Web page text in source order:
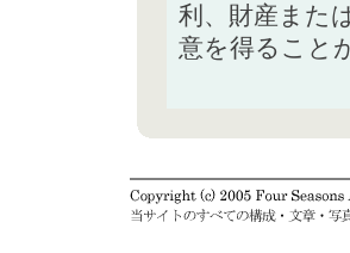
利、財産また
意を得ること